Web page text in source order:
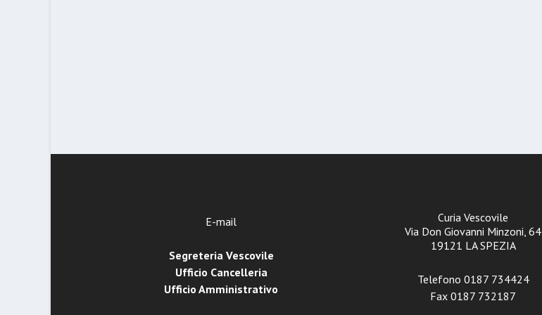
E-mail
Segreteria Vescovile
Ufficio Cancelleria
Ufficio Amministrativo
Curia Vescovile
Via Don Giovanni Minzoni, 64
19121 LA SPEZIA
Telefono 0187 734424
Fax 0187 732187